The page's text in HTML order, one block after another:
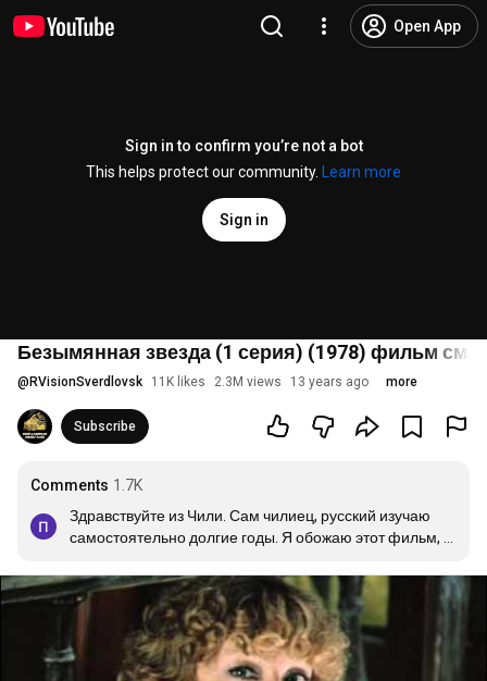
Open App
Sign in to confirm you’re not a bot
This helps protect our community.
Learn more
Sign in
Безымянная звезда (1 серия) (1978) фильм
@ RVisionSverdlovsk 11K likes 2.3M views 13 years ago more
Subscribe
Comments 1.7K
Здравствуйте из Чили. Сам чилиец, русский изучаю
самостоятельно долгие годы. Я обожаю этот фильм,
люблю именно вот этот. Не знаю сколько раз фильм
посмотрел, но не меньше 20.